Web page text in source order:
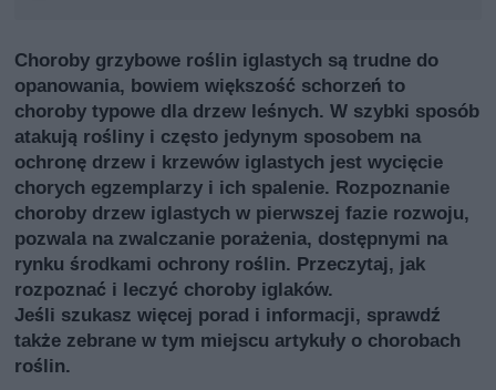
Choroby grzybowe roślin iglastych są trudne do
opanowania, bowiem większość schorzeń to
choroby typowe dla drzew leśnych. W szybki sposób
atakują rośliny i często jedynym sposobem na
ochronę drzew i krzewów iglastych jest wycięcie
chorych egzemplarzy i ich spalenie. Rozpoznanie
choroby drzew iglastych w pierwszej fazie rozwoju,
pozwala na zwalczanie porażenia, dostępnymi na
rynku środkami ochrony roślin. Przeczytaj, jak
rozpoznać i leczyć choroby iglaków.
Jeśli szukasz więcej porad i informacji, sprawdź
także zebrane w tym miejscu artykuły o chorobach
roślin.